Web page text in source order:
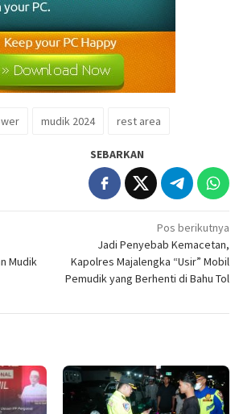
mudik 2024 rest area
SEBARKAN
Mudik
Pos berikutnya
Jadi Penyebab Kemacetan,
Kapolres Majalengka “Usir” Mobil
Pemudik yang Berhenti di Bahu Tol